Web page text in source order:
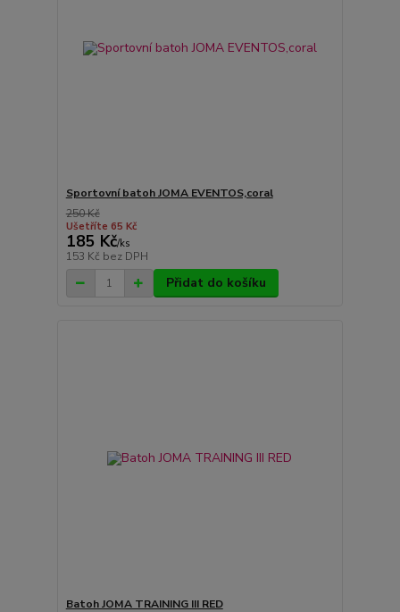
Sportovní batoh JOMA EVENTOS,coral
250 Kč
Ušetříte 65 Kč
185 Kč/ks
153 Kč bez DPH
Přidat do košíku
Batoh JOMA TRAINING III RED